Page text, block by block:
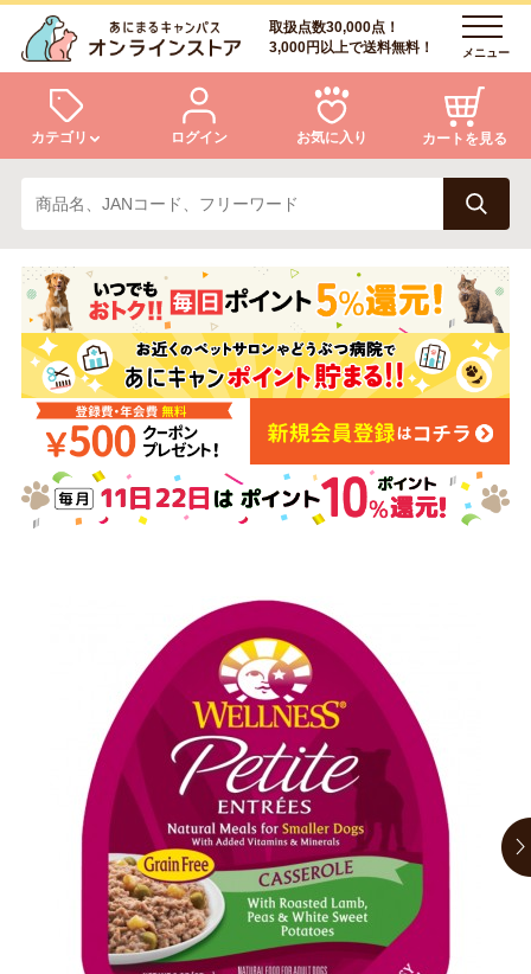
取扱点数30,000点！
3,000円以上で送料無料！
メニュー
カテゴリ
犬 猫
小動物・鳥 アクア・爬虫類・昆虫
ドッグフード キャットフード
美容・ケア用品 服・おさんぽ用品
トリマーグッズ シニアサポート
ログイン お気に入り カートを見る
ログイン
会員登録
あにまるキャンパスについて
アフターサービス
商品リクエスト